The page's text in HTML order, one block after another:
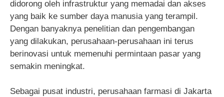
didorong oleh infrastruktur yang memadai dan akses
yang baik ke sumber daya manusia yang terampil.
Dengan banyaknya penelitian dan pengembangan
yang dilakukan, perusahaan-perusahaan ini terus
berinovasi untuk memenuhi permintaan pasar yang
semakin meningkat.
Sebagai pusat industri, perusahaan farmasi di Jakarta